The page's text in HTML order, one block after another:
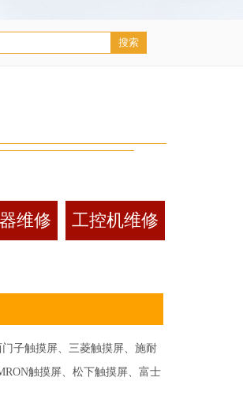
维修 工控机维修
触摸屏、三菱触摸屏、施耐
触摸屏、松下触摸屏、富士